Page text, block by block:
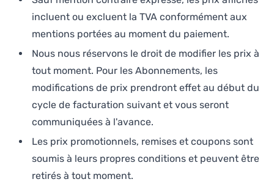
incluent ou excluent la TVA conformément aux
mentions portées au moment du paiement.
Nous nous réservons le droit de modifier les prix à
tout moment. Pour les Abonnements, les
modifications de prix prendront effet au début du
cycle de facturation suivant et vous seront
communiquées à l'avance.
Les prix promotionnels, remises et coupons sont
soumis à leurs propres conditions et peuvent être
retirés à tout moment.